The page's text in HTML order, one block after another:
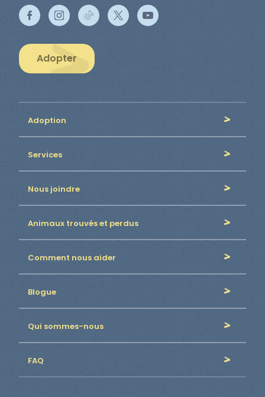
Adopter
Adoption
Services
Nous joindre
Animaux trouvés et perdus
Comment nous aider
Blogue
Qui sommes-nous
FAQ